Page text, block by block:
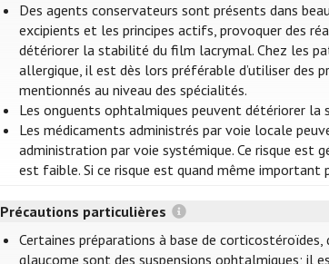
Des agents conservateurs sont présents dans
excipients et les principes actifs, provoquer des
détériorer la stabilité du film lacrymal. Chez les
allergique, il est dès lors préférable d’utiliser des
mentionnés au niveau des spécialités.
Les onguents ophtalmiques peuvent détériorer
Les médicaments administrés par voie locale
administration par voie systémique. Ce risque
est faible. Si ce risque est quand même
Précautions particulières
Certaines préparations à base de
glaucome sont des suspensions ophtalmiques; il